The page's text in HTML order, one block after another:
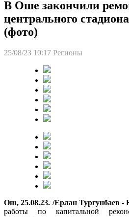
В Оше закончили
центрального
(фото)
25/08/23 10:17 Регионы
Ош, 25.08.23. /Ерлан Тургунбаев -
работы по капитальной